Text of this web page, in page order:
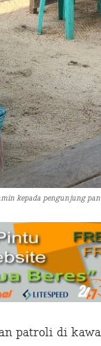
kepada pengunjung
patroli di